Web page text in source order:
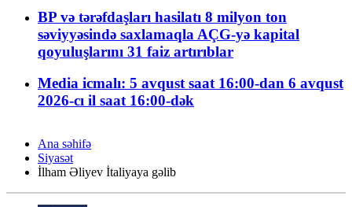
BP və tərəfdaşları hasilatı 8 milyon ton
səviyyəsində saxlamaqla AÇG-yə kapital
qoyuluşlarını 31 faiz artırıblar
Media icmalı: 5 avqust saat 16:00-dan 6 avqust
2026-cı il saat 16:00-dək
Ana səhifə
Siyasət
İlham Əliyev İtaliyaya gəlib